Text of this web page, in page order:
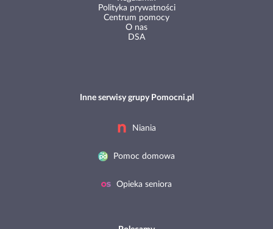
Polityka prywatności
Centrum pomocy
O nas
DSA
Inne serwisy grupy Pomocni.pl
Niania
Pomoc domowa
Opieka seniora